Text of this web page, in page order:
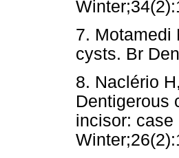
7. Motamedi
cysts. Br
8. Naclério
Dentigerous
incisor: case